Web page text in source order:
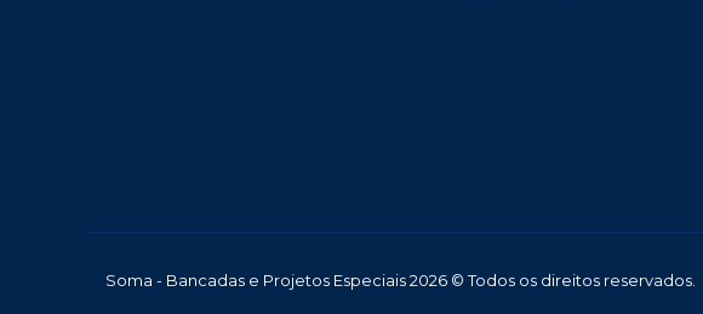
Soma - Bancadas e Projetos Especiais 2026 © Todos os direitos reservados.